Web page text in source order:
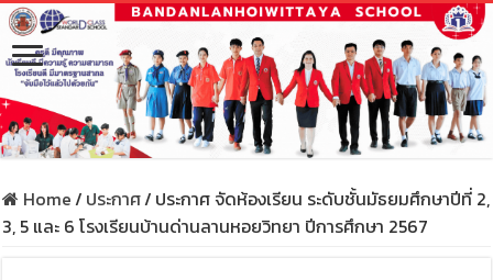
Home/ ประกาศ/ ประกาศ จัดห้องเรียน ระดับชั้นมัธยมศึกษาปีที่ 2,
3, 5 และ 6 โรงเรียนบ้านด่านลานหอยวิทยา ปีการศึกษา 2567